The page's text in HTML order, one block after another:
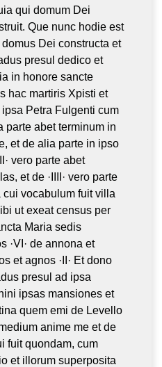
qui domum Dei
Que nunc hodie est
Dei constructa et
presul dedico et
in honore sancte
hac martiris Xpisti et
Petra Fulgenti cum
parte abet terminum in
et de alia parte in ipso
vero parte abet
et de ·IIII· vero parte
vocabulum fuit villa
ut exeat census per
Maria sedis
·VI· de annona et
et agnos ·II· Et dono
presul ad ipsa
ipsas mansiones et
quem emi de Levello
anime me et de
fuit quondam, cum
et illorum superposita